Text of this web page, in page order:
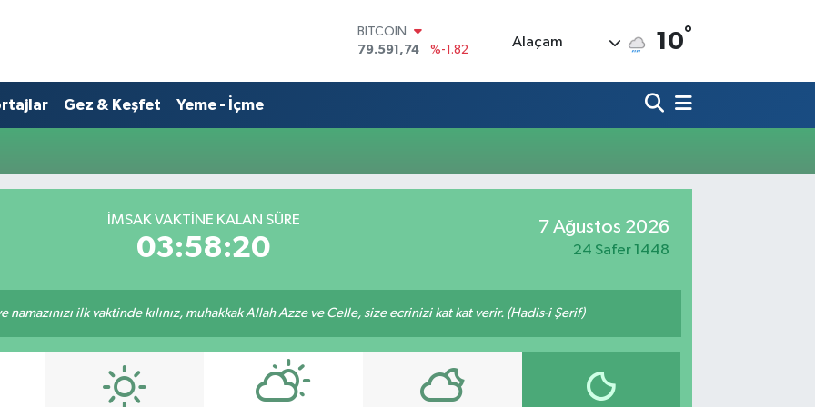
BITCOIN
79.591,74
%-1.82
G.ALTIN
Alaçam 10°
Gez & Keşfet Yeme - İçme
İMSAK VAKTİNE KALAN SÜRE
03:58:20
7 Ağustos 2026
24 Safer 1448
namazınızı ilk vaktinde kılınız, muhakkak Allah Azze ve Celle, size ecrinizi kat kat verir. (Hadis-i Şerif)